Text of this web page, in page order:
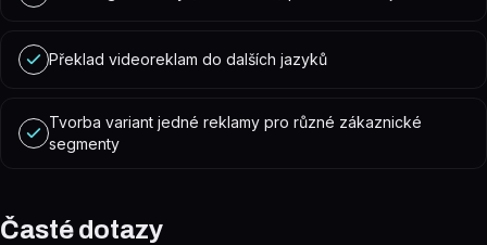
Překlad videoreklam do dalších jazyků
Tvorba variant jedné reklamy pro různé zákaznické
segmenty
Časté dotazy